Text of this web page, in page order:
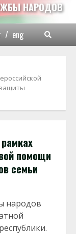
НАРОДОВ
/ eng
помощи
семьи
народов